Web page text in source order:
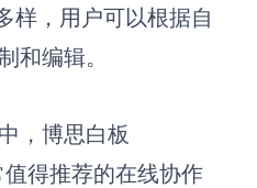
样，用户可以根据自
和编辑。
， 博思白板
值得推荐的在线协作